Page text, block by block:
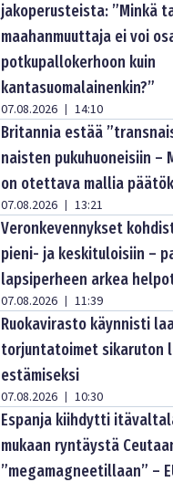
jakoperusteista: ”Minkä
maahanmuuttaja ei voi
potkupallokerhoon kuin
kantasuomalainenkin?”
07.08.2026 | 14:10
Britannia estää
naisten pukuhuoneisiin –
on otettava mallia
07.08.2026 | 13:21
Veronkevennykset
pieni- ja keskituloisiin –
lapsiperheen arkea
07.08.2026 | 11:39
Ruokavirasto käynnisti
torjuntatoimet sikaruton
estämiseksi
07.08.2026 | 10:30
Espanja kiihdytti
mukaan ryntäystä
”megamagneetillaan” –